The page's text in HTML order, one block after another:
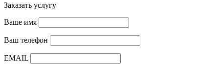
Заказать услугу
Ваше имя
Ваш телефон
EMAIL